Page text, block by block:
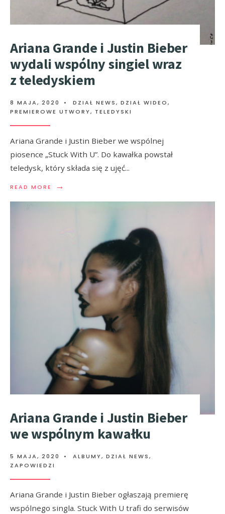
Ariana Grande i Justin Bieber
wydali wspólny singiel wraz
z teledyskiem
8 MAJA, 2020 • DZIAŁ NEWS, DZIAŁ WIDEO,
PREMIEROWE UTWORY, TELEDYSKI
Ariana Grande i Justin Bieber we wspólnej
piosence „Stuck With U”. Do kawałka powstał
teledysk, który składa się z ujęć...
READ MORE →
Ariana Grande i Justin Bieber
we wspólnym kawałku
5 MAJA, 2020 • ALBUMY, DZIAŁ NEWS,
ZAPOWIEDZI
Ariana Grande i Justin Bieber ogłaszają premierę
wspólnego singla. Stuck With U trafi do serwisów